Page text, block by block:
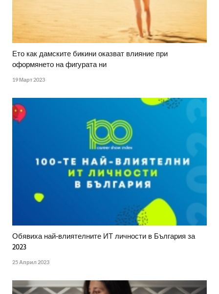
Ето как дамските бикини оказват влияние при
оформянето на фигурата ни
19 Март 2023
Обявиха най-влиятелните ИТ личности в България за
2023
25 Април 2023